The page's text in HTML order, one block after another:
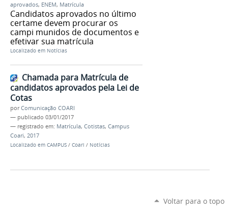
aprovados, ENEM, Matrícula
Candidatos aprovados no último
certame devem procurar os
campi munidos de documentos e
efetivar sua matrícula
Localizado em Notícias
Chamada para Matrícula de
candidatos aprovados pela Lei de
Cotas
porComunicação COARI
— publicado 03/01/2017
— registrado em: Matrícula, Cotistas, Campus
Coari, 2017
Localizado em CAMPUS / Coari / Notícias
Voltar para o topo